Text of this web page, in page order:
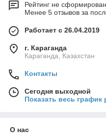
Рейтинг не сформирован
Менее 5 отзывов за
Работает с 26.04.2019
г. Караганда
Караганда, Казахстан
Контакты
Сегодня выходной
Показать весь график
О нас